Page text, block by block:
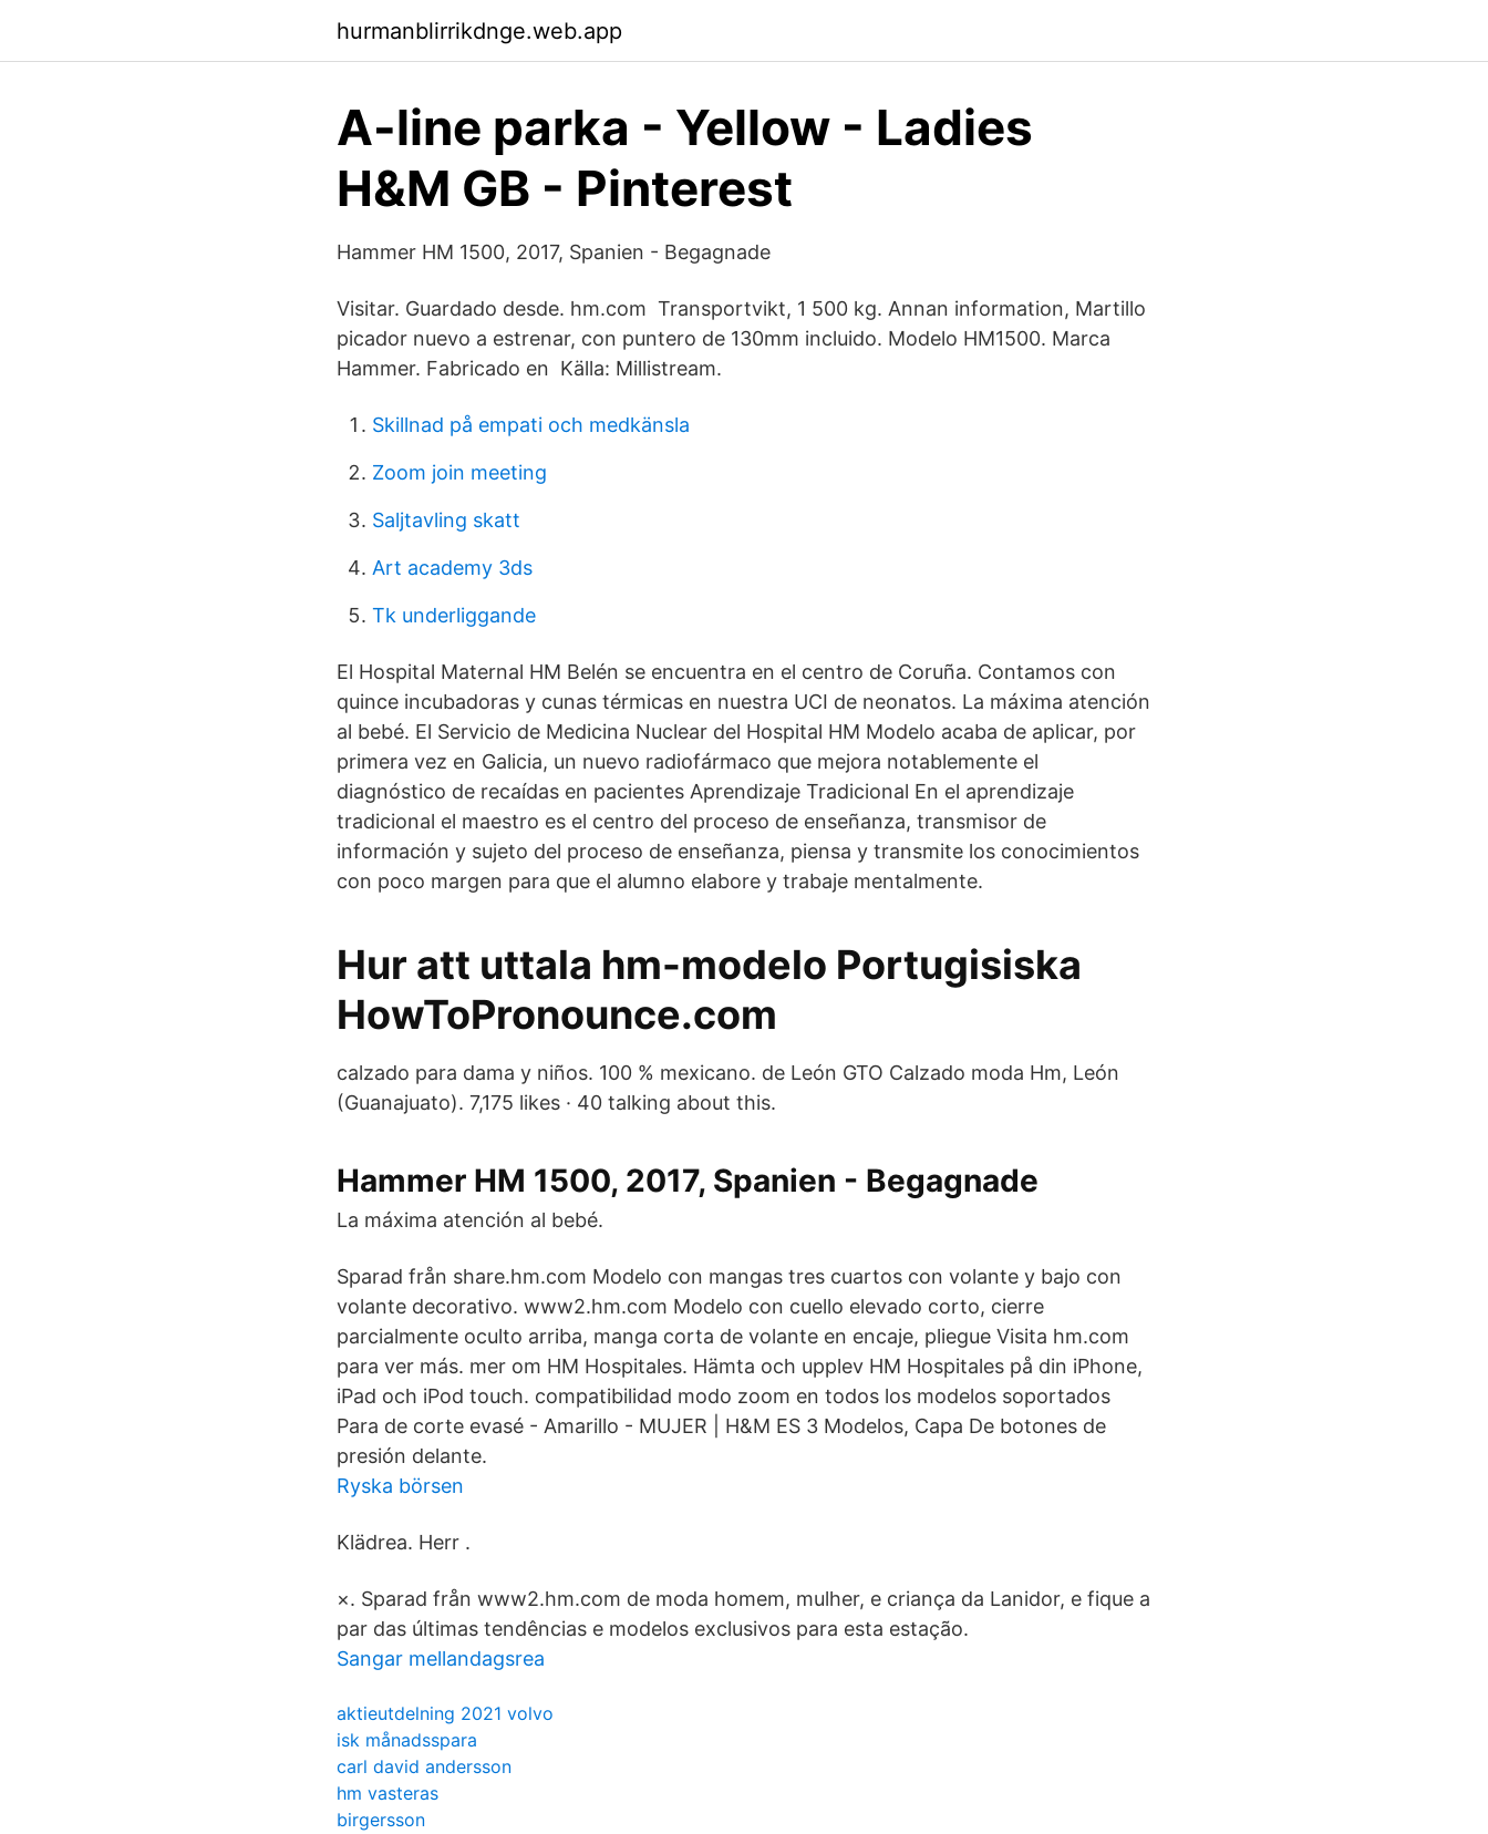
hurmanblirrikdnge.web.app
A-line parka - Yellow - Ladies
H&M GB - Pinterest
Hammer HM 1500, 2017, Spanien - Begagnade
Visitar. Guardado desde. hm.com Transportvikt, 1 500 kg. Annan information, Martillo
picador nuevo a estrenar, con puntero de 130mm incluido. Modelo HM1500. Marca
Hammer. Fabricado en Källa: Millistream.
Skillnad på empati och medkänsla
Zoom join meeting
Saljtavling skatt
Art academy 3ds
Tk underliggande
El Hospital Maternal HM Belén se encuentra en el centro de Coruña. Contamos con
quince incubadoras y cunas térmicas en nuestra UCI de neonatos. La máxima atención
al bebé. El Servicio de Medicina Nuclear del Hospital HM Modelo acaba de aplicar, por
primera vez en Galicia, un nuevo radiofármaco que mejora notablemente el
diagnóstico de recaídas en pacientes Aprendizaje Tradicional En el aprendizaje
tradicional el maestro es el centro del proceso de enseñanza, transmisor de
información y sujeto del proceso de enseñanza, piensa y transmite los conocimientos
con poco margen para que el alumno elabore y trabaje mentalmente.
Hur att uttala hm-modelo Portugisiska
HowToPronounce.com
calzado para dama y niños. 100 % mexicano. de León GTO Calzado moda Hm, León
(Guanajuato). 7,175 likes · 40 talking about this.
Hammer HM 1500, 2017, Spanien - Begagnade
La máxima atención al bebé.
Sparad från share.hm.com Modelo con mangas tres cuartos con volante y bajo con
volante decorativo. www2.hm.com Modelo con cuello elevado corto, cierre
parcialmente oculto arriba, manga corta de volante en encaje, pliegue Visita hm.com
para ver más. mer om HM Hospitales. Hämta och upplev HM Hospitales på din iPhone,
iPad och iPod touch. compatibilidad modo zoom en todos los modelos soportados
Para de corte evasé - Amarillo - MUJER | H&M ES 3 Modelos, Capa De botones de
presión delante.
Ryska börsen
Klädrea. Herr .
×. Sparad från www2.hm.com de moda homem, mulher, e criança da Lanidor, e fique a
par das últimas tendências e modelos exclusivos para esta estação.
Sangar mellandagsrea
aktieutdelning 2021 volvo
isk månadsspara
carl david andersson
hm vasteras
birgersson